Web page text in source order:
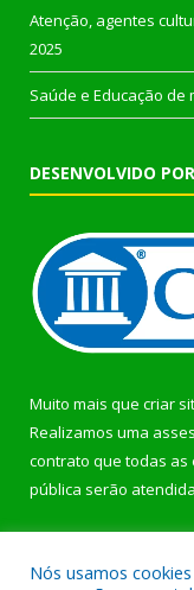
Atenção, agentes
2025
Saúde e Educação de
DESENVOLVIDO
Muito mais que criar
Realizamos uma
contrato que todas as
pública serão
Nós usamos